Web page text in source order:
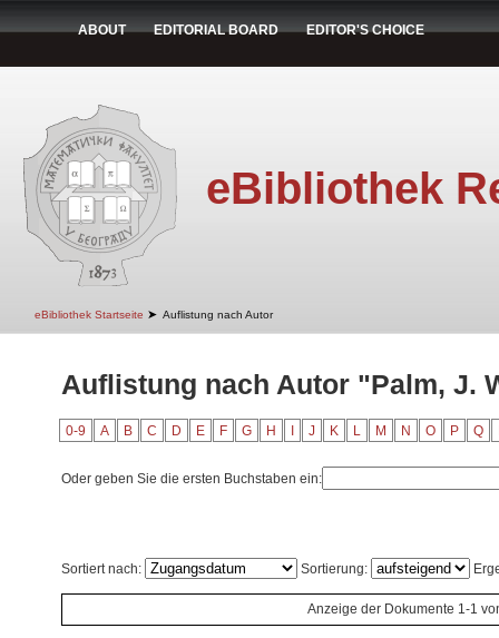
ABOUT EDITORIAL BOARD EDITOR'S CHOICE
eBibliothek
eBibliothek Startseite ➤ Auflistung nach Autor
Auflistung nach Autor "Palm, J.
0-9 A B C D E F G H J K L M N O P Q
Oder geben Sie die ersten Buchstaben ein:
Sortiert nach: Sortierung:
Anzeige der Dokumente 1-1